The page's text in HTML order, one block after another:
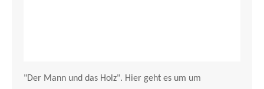
"Der Mann und das Holz". Hier geht es um um